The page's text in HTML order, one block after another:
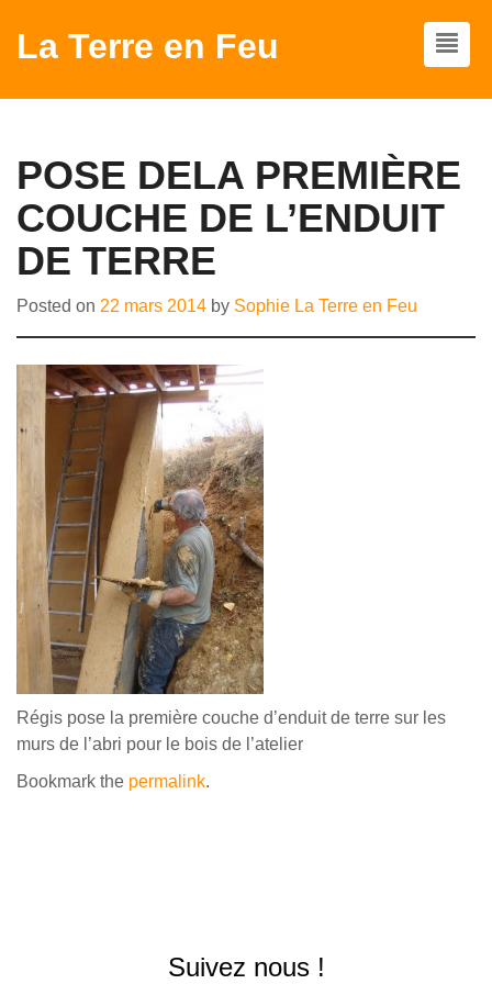
La Terre en Feu
POSE DELA PREMIÈRE
COUCHE DE L’ENDUIT
DE TERRE
Posted on 22 mars 2014 by Sophie La Terre en Feu
Régis pose la première couche d’enduit de terre sur les
murs de l’abri pour le bois de l’atelier
Bookmark the permalink.
Suivez nous !